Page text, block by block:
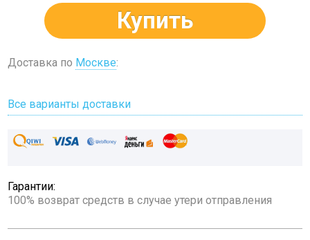
Купить
Доставка по Москве:
Все варианты доставки
Гарантии:
100% возврат средств в случае утери отправления